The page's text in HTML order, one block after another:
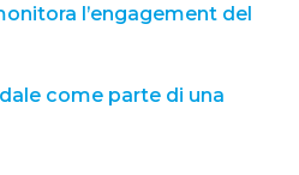
l’engagement del
come parte di una